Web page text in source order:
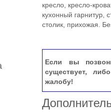
кресло, кресло-
кухонный гарнитур,
столик, прихожая.
Если вы
существует,
жалобу!